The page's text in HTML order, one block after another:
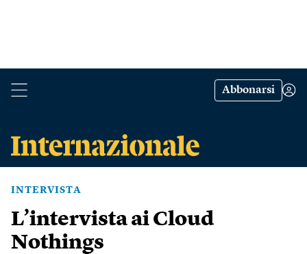
Abbonarsi
INTERVISTA
L’intervista ai Cloud
Nothings